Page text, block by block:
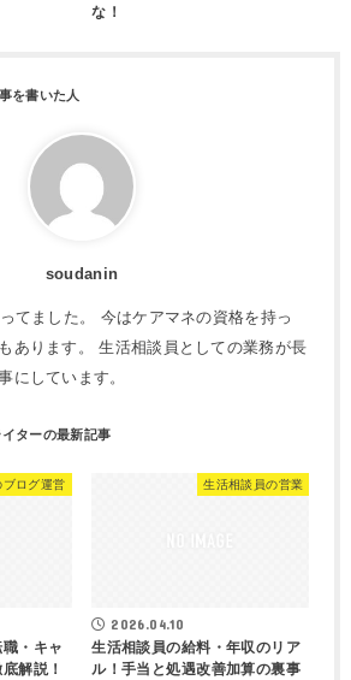
な！
soudanin
てました。 今はケアマネの資格を持っ
あります。 生活相談員としての業務が長
にしています。
ログ運営
・キャ
解説！
生活相談員の営業
2026.04.10
生活相談員の給料・年収のリア
ル！手当と処遇改善加算の裏事